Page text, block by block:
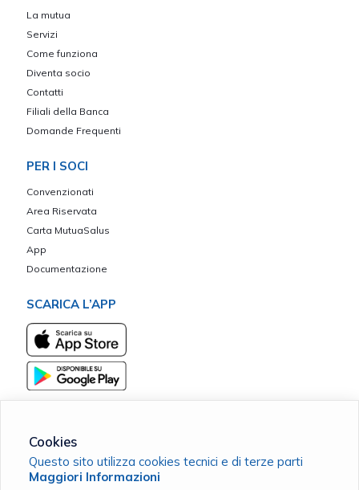
La mutua
Servizi
Come funziona
Diventa socio
Contatti
Filiali della Banca
Domande Frequenti
PER I SOCI
Convenzionati
Area Riservata
Carta MutuaSalus
App
Documentazione
SCARICA L’APP
Mutua Mediocrati Sant'Umile ETS
C.F. 98142690787 |Cookie Policy
Cookies
Questo sito utilizza cookies tecnici e di terze parti
Maggiori Informazioni